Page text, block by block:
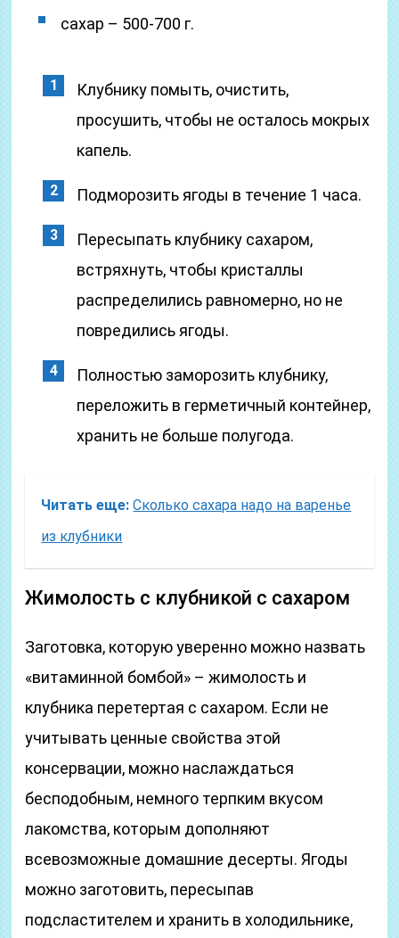
сахар – 500-700 г.
Клубнику помыть, очистить,
просушить, чтобы не осталось мокрых
капель.
Подморозить ягоды в течение 1 часа.
Пересыпать клубнику сахаром,
встряхнуть, чтобы кристаллы
распределились равномерно, но не
повредились ягоды.
Полностью заморозить клубнику,
переложить в герметичный контейнер,
хранить не больше полугода.
Читать еще: Сколько сахара надо на варенье
из клубники
Жимолость с клубникой с сахаром
Заготовка, которую уверенно можно назвать
«витаминной бомбой» – жимолость и
клубника перетертая с сахаром. Если не
учитывать ценные свойства этой
консервации, можно наслаждаться
бесподобным, немного терпким вкусом
лакомства, которым дополняют
всевозможные домашние десерты. Ягоды
можно заготовить, пересыпав
подсластителем и хранить в холодильнике,